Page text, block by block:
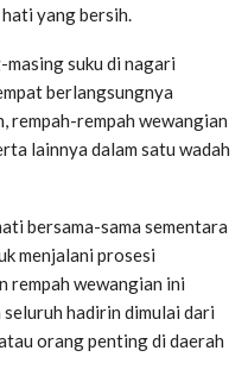
yang bersih.
masing suku di nagari
berlangsungnya
rempah-rempah wewangian
lainnya dalam satu wadah
bersama-sama sementara
menjalani prosesi
rempah wewangian ini
hadirin dimulai dari
orang penting di daerah